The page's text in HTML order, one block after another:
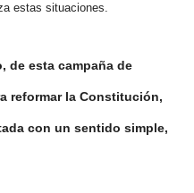
estas situaciones.
de esta campaña de
reformar la Constitución,
con un sentido simple,